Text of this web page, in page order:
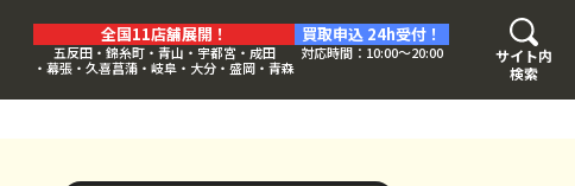
全国11店舗展開！
五反田・錦糸町・青山・宇都宮・成田
・幕張・久喜菖蒲・岐阜・大分・盛岡・青森
買取申込 24h受付！
対応時間：10:00〜20:00
サイト内
検索